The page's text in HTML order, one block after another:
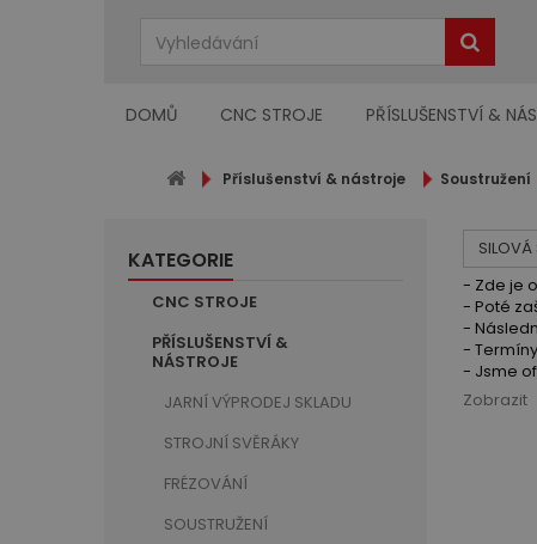
DOMŮ CNC STROJE PŘÍSLUŠENSTVÍ &
Příslušenství & nástroje Soustružení
KATEGORIE
CNC STROJE
PŘÍSLUŠENSTVÍ &
NÁSTROJE
JARNÍ VÝPRODEJ SKLADU
STROJNÍ SVĚRÁKY
FRÉZOVÁNÍ
SOUSTRUŽENÍ
- Zde je
- Poté
-
-
- Jsme
Zobrazit